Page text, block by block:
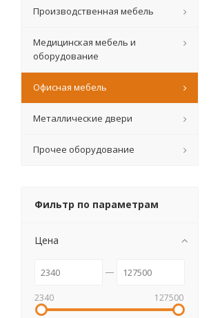
Производственная мебель
Медицинская мебель и
оборудование
Офисная мебель
Металлические двери
Прочее оборудование
Фильтр по параметрам
Цена
2340 127500